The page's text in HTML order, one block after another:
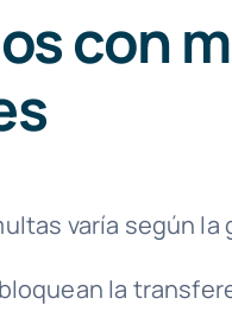
con
varía según la
la